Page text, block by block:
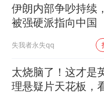
关之
多
奋
伊朗内部争吵持续
被强硬派指向中国
失我者永失qq
太烧脑了！这才是
理悬疑片天花板，